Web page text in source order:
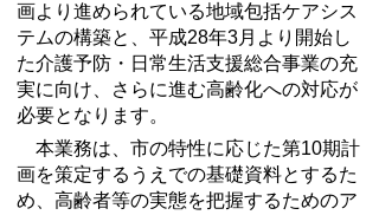
画より進められている地域包括ケアシス
テムの構築と、平成28年3月より開始し
た介護予防・日常生活支援総合事業の充
実に向け、さらに進む高齢化への対応が
必要となります。
本業務は、市の特性に応じた第10期計
画を策定するうえでの基礎資料とするた
め、高齢者等の実態を把握するためのア